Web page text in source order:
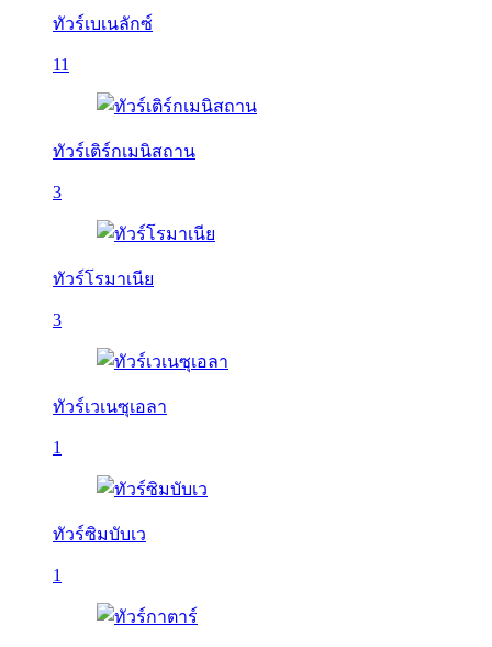
ทัวร์เบเนลักซ์
11
ทัวร์เติร์กเมนิสถาน
3
ทัวร์โรมาเนีย
3
ทัวร์เวเนซุเอลา
1
ทัวร์ซิมบับเว
1